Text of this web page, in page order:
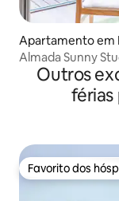
Apartamento em
Almada Sunny
Outros
férias
Favorito dos
Favorito dos